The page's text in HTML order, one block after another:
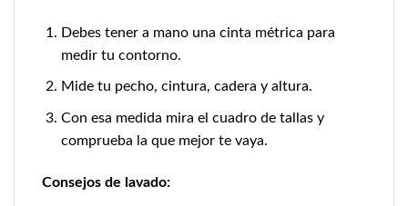
Debes tener a mano una cinta métrica para
medir tu contorno.
Mide tu pecho, cintura, cadera y altura.
Con esa medida mira el cuadro de tallas y
comprueba la que mejor te vaya.
Consejos de lavado: